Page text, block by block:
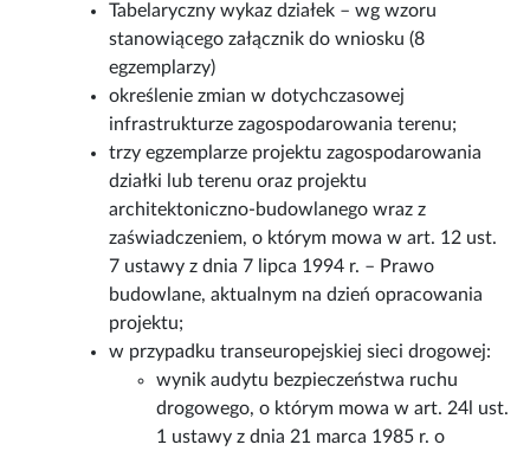
Tabelaryczny wykaz działek – wg wzoru
stanowiącego załącznik do wniosku (8
egzemplarzy)
określenie zmian w dotychczasowej
infrastrukturze zagospodarowania terenu;
trzy egzemplarze projektu zagospodarowania
działki lub terenu oraz projektu
architektoniczno-budowlanego wraz z
zaświadczeniem, o którym mowa w art. 12 ust.
7 ustawy z dnia 7 lipca 1994 r. – Prawo
budowlane, aktualnym na dzień opracowania
projektu;
w przypadku transeuropejskiej sieci drogowej:
wynik audytu bezpieczeństwa ruchu
drogowego, o którym mowa w art. 24l ust.
1 ustawy z dnia 21 marca 1985 r. o